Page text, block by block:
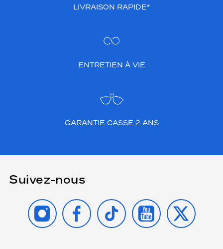
LIVRAISON RAPIDE*
ENTRETIEN À VIE
GARANTIE CASSE 2 ANS
Suivez-nous
INSTAGRAMFACEBOOK
TIKTOK YOUTUBE
X